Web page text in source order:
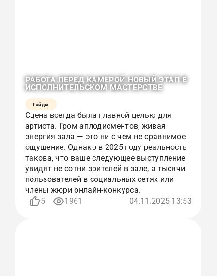
РАБОТА ПЕРЕД КАМЕРОЙ НОВЫЙ ЭТАП В
ИСПОЛНИТЕЛЬСКОМ МАСТЕРСТВЕ
Гайды
Сцена всегда была главной целью для
артиста. Гром аплодисментов, живая
энергия зала — это ни с чем не сравнимое
ощущение. Однако в 2025 году реальность
такова, что ваше следующее выступление
увидят не сотни зрителей в зале, а тысячи
пользователей в социальных сетях или
члены жюри онлайн-конкурса.
5
1961 04.11.2025 13:53